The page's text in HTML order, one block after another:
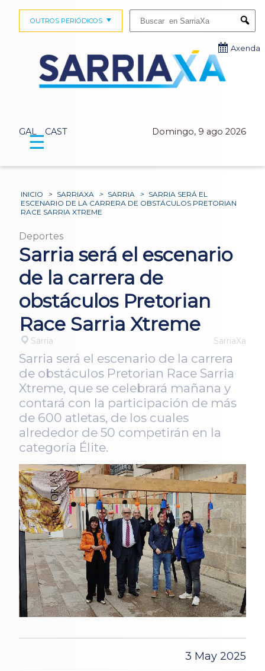
GAL CAST Domingo, 9 ago 2026
OUTROS PERIÓDICOS
Axenda
☰
INICIO > SARRIAXA > SARRIA > SARRIA SERÁ EL
ESCENARIO DE LA CARRERA DE OBSTÁCULOS PRETORIAN
RACE SARRIA XTREME
Deportes
Sarria será el escenario
de la carrera de
obstáculos Pretorian
Race Sarria Xtreme
Sarria SarriaXa
Sarria será el escenario de la carrera
de obstáculos Pretorian Race Sarria
Xtreme, que se celebrará mañana y
contará con la participación de más
de 600 atletas, de los cuales
alrededor de 50 competirán en la
categoría Élite.
3 May 2025